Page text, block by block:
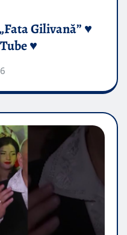
Gilivană” ♥️
♥️